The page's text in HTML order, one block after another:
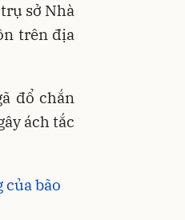
sở Nhà
trên địa
đổ chắn
ách tắc
bão